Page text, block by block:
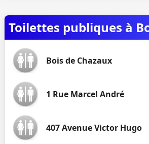
Toilettes publiques à
Bois de Chazaux
1 Rue Marcel André
407 Avenue Victor Hugo